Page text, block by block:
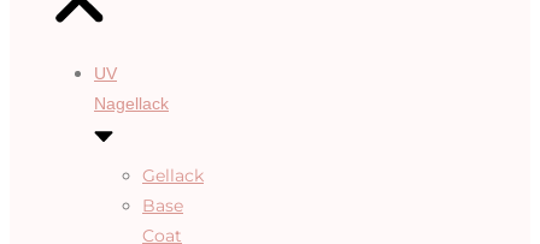
UV
Nagellack
Gellack
Base
Coat